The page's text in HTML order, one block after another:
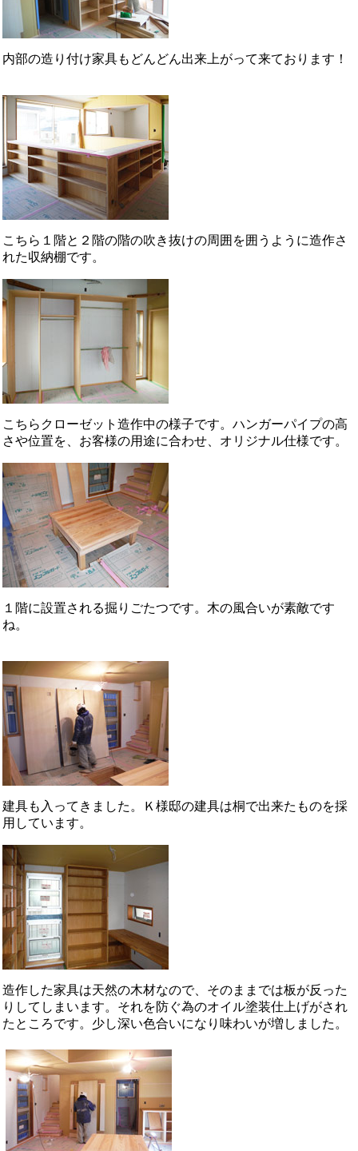
内部の造り付け家具もどんどん出来上がって来ております！
こちら１階と２階の階の吹き抜けの周囲を囲うように造作さ
れた収納棚です。
こちらクローゼット造作中の様子です。ハンガーパイプの高
さや位置を、お客様の用途に合わせ、オリジナル仕様です。
１階に設置される掘りごたつです。木の風合いが素敵です
ね。
建具も入ってきました。Ｋ様邸の建具は桐で出来たものを採
用しています。
造作した家具は天然の木材なので、そのままでは板が反った
りしてしまいます。それを防ぐ為のオイル塗装仕上げがされ
たところです。少し深い色合いになり味わいが増しました。